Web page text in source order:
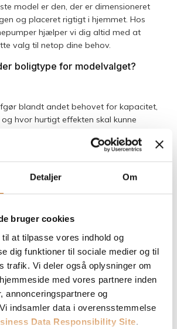
Detaljer Om
bruger cookies
at tilpasse vores indhold og
dig funktioner til sociale medier og til
trafik. Vi deler også oplysninger om
med vores partnere inden
annonceringspartnere og
indsamler data i overensstemmelse
Data Responsibility Site
model er den, der er dimensioneret
og placeret rigtigt i hjemmet. Hos
hjælper vi dig altid med at
valg til netop dine behov.
boligtype for modelvalget?
blandt andet behovet for kapacitet,
hvor hurtigt effekten skal kunne
gerne vil vælge den helt rette løsning
Panasonic-model passe til både
og helårshus?
gør ofte en stor forskel på, hvad
valg.